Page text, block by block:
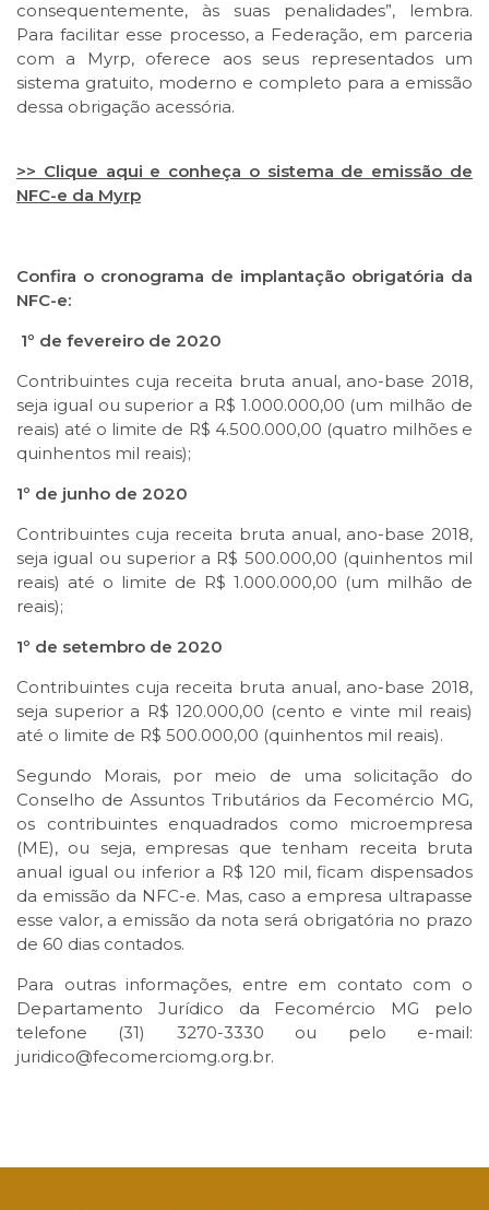
consequentemente, às suas penalidades”, lembra.
Para facilitar esse processo, a Federação, em parceria
com a Myrp, oferece aos seus representados um
sistema gratuito, moderno e completo para a emissão
dessa obrigação acessória.
>> Clique aqui e conheça o sistema de emissão de
NFC-e da Myrp
Confira o cronograma de implantação obrigatória da
NFC-e:
1º de fevereiro de 2020
Contribuintes cuja receita bruta anual, ano-base 2018,
seja igual ou superior a R$ 1.000.000,00 (um milhão de
reais) até o limite de R$ 4.500.000,00 (quatro milhões e
quinhentos mil reais);
1º de junho de 2020
Contribuintes cuja receita bruta anual, ano-base 2018,
seja igual ou superior a R$ 500.000,00 (quinhentos mil
reais) até o limite de R$ 1.000.000,00 (um milhão de
reais);
1º de setembro de 2020
Contribuintes cuja receita bruta anual, ano-base 2018,
seja superior a R$ 120.000,00 (cento e vinte mil reais)
até o limite de R$ 500.000,00 (quinhentos mil reais).
Segundo Morais, por meio de uma solicitação do
Conselho de Assuntos Tributários da Fecomércio MG,
os contribuintes enquadrados como microempresa
(ME), ou seja, empresas que tenham receita bruta
anual igual ou inferior a R$ 120 mil, ficam dispensados
da emissão da NFC-e. Mas, caso a empresa ultrapasse
esse valor, a emissão da nota será obrigatória no prazo
de 60 dias contados. ​
Para outras informações, entre em contato com o
Departamento Jurídico da Fecomércio MG pelo
telefone (31) 3270-3330 ou pelo e-mail:
juridico@fecomerciomg.org.br.